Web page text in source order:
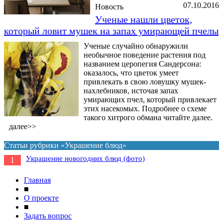
07.10.2016
Новость
Ученые нашли цветок,
который ловит мушек на запах умирающей пчелы
Ученые случайно обнаружили
необычное поведение растения под
названием церопегия Сандерсона:
оказалось, что цветок умеет
привлекать в свою ловушку мушек-
нахлебников, источая запах
умирающих пчел, который привлекает
этих насекомых. Подробнее о схеме
такого хитрого обмана читайте далее.
далее>>
Статьи рубрики «Украшение блюд»
1 Украшение новогодних блюд (фото)
Главная
■
О проекте
■
Задать вопрос